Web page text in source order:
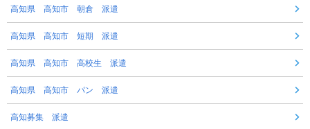
高知県 高知市 朝倉 派遣
高知県 高知市 短期 派遣
高知県 高知市 高校生 派遣
高知県 高知市 パン 派遣
高知募集 派遣